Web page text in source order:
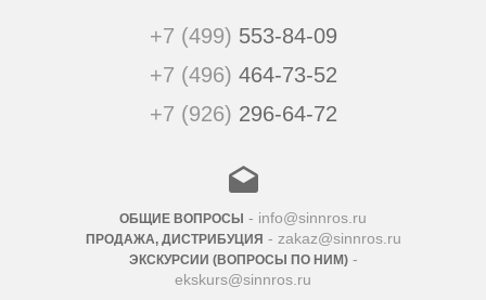
+7 (499) 553-84-09
+7 (496) 464-73-52
+7 (926) 296-64-72
ОБЩИЕ ВОПРОСЫ - info@sinnros.ru
ПРОДАЖА, ДИСТРИБУЦИЯ - zakaz@sinnros.ru
ЭКСКУРСИИ (ВОПРОСЫ ПО НИМ)-
ekskurs@sinnros.ru